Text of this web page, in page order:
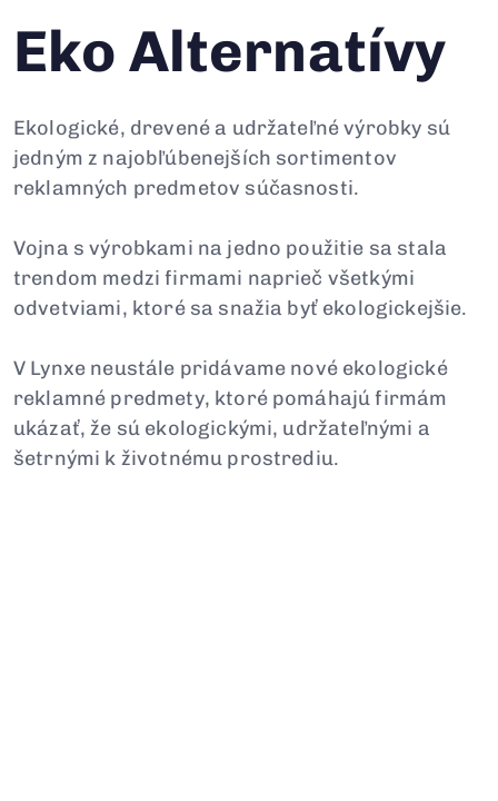
Eko Alternatívy
Ekologické, drevené a udržateľné výrobky sú
jedným z najobľúbenejších sortimentov
reklamných predmetov súčasnosti.
Vojna s výrobkami na jedno použitie sa stala
trendom medzi firmami naprieč všetkými
odvetviami, ktoré sa snažia byť ekologickejšie.
V Lynxe neustále pridávame nové ekologické
reklamné predmety, ktoré pomáhajú firmám
ukázať, že sú ekologickými, udržateľnými a
šetrnými k životnému prostrediu.